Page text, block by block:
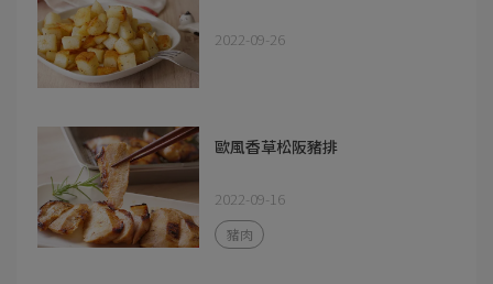
2022-09-26
歐風香草松阪豬排
2022-09-16
豬肉